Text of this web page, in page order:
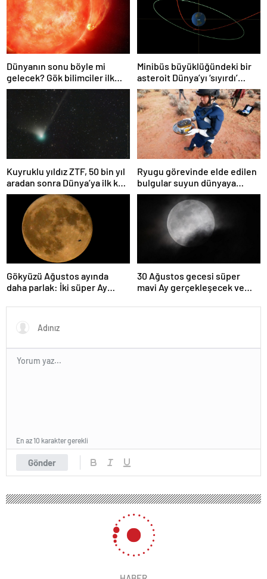
Dünyanın sonu böyle mi
gelecek? Gök bilimciler ilk
kez sönen yıldızın gezegeni
yutmasına tanık oldu
Minibüs büyüklüğündeki bir
asteroit Dünya’yı ‘sıyırdı’
geçti
Kuyruklu yıldız ZTF, 50 bin yıl
aradan sonra Dünya’ya ilk kez
çok yaklaşacak
Ryugu görevinde elde edilen
bulgular suyun dünyaya
asteroitlerce getirilmiş
olabileceğini gösteriyor
Gökyüzü Ağustos ayında
daha parlak: İki süper Ay
30 Ağustos gecesi süper
mavi Ay gerçekleşecek ve
olacak
Gönder
En az 10 karakter gerekli